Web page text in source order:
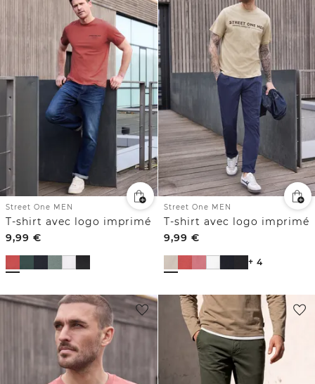
Street One MEN
T-shirt avec logo imprimé
9,99 €
Street One MEN
T-shirt avec logo imprimé
9,99 €
+ 4